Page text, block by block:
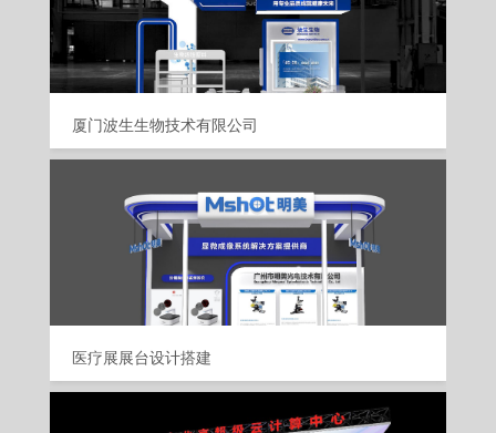
厦门波生生物技术有限公司
医疗展展台设计搭建